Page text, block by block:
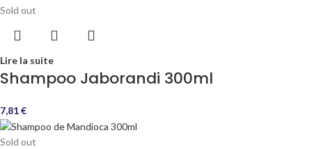
Sold out
Lire la suite
Shampoo Jaborandi 300ml
7,81€
Sold out